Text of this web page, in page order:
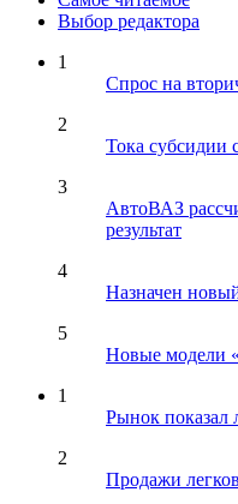
Выбор редактора
1
Спрос на
2
Тока субсидии
3
АвтоВАЗ
результат
4
Назначен
5
Новые модели
1
Рынок показал
2
Продажи